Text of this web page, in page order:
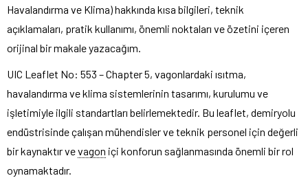
Havalandırma ve Klima) hakkında kısa bilgileri, teknik
açıklamaları, pratik kullanımı, önemli noktaları ve özetini içeren
orijinal bir makale yazacağım.
UIC Leaflet No: 553 – Chapter 5, vagonlardaki ısıtma,
havalandırma ve klima sistemlerinin tasarımı, kurulumu ve
işletimiyle ilgili standartları belirlemektedir. Bu leaflet, demiryolu
endüstrisinde çalışan mühendisler ve teknik personel için değerli
bir kaynaktır vevagon içi konforun sağlanmasında önemli bir rol
oynamaktadır.